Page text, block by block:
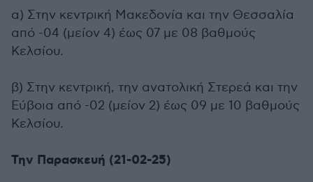
α) Στην κεντρική Μακεδονία και την Θεσσαλία
από -04 (μείον 4) έως 07 με 08 βαθμούς
Κελσίου.
β) Στην κεντρική, την ανατολική Στερεά και την
Εύβοια από -02 (μείον 2) έως 09 με 10 βαθμούς
Κελσίου.
Την Παρασκευή (21-02-25)